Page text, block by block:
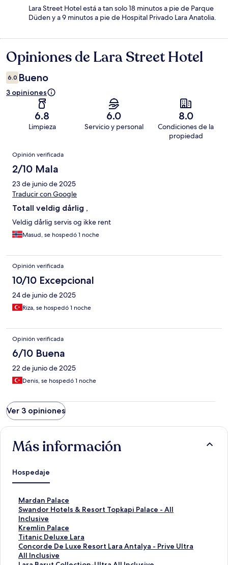
Lara Street Hotel está a tan solo 18 minutos a pie de Parque
Düden y a 9 minutos a pie de Hospital Privado Lara Anatolia.
Opiniones
Opiniones de Lara Street Hotel
6.0 Bueno
3 opiniones
6.8
Limpieza
6.0
Servicio y personal
8.0
Condiciones de la
propiedad
Opiniones
Opinión verificada
2/10 Mala
23 de junio de 2025
Traducir con Google
Totall veldig dårlig ,
Veldig dårlig servis og ikke rent
Masud, se hospedó 1 noche
Opinión verificada
10/10 Excepcional
24 de junio de 2025
Riza, se hospedó 1 noche
Opinión verificada
6/10 Buena
22 de junio de 2025
Denis, se hospedó 1 noche
Ver 3 opiniones
Más información
Hospedaje
Mardan Palace
E
n
l
a
c
e
p
Swandor Hotels & Resort Topkapi Palace - All
Inclusive
E
n
l
a
c
e
Kremlin Palace
E
n
l
a
Titanic Deluxe Lara
E
n
l
Concorde De Luxe Resort Lara Antalya - Prive Ultra
All Inclusive
E
n